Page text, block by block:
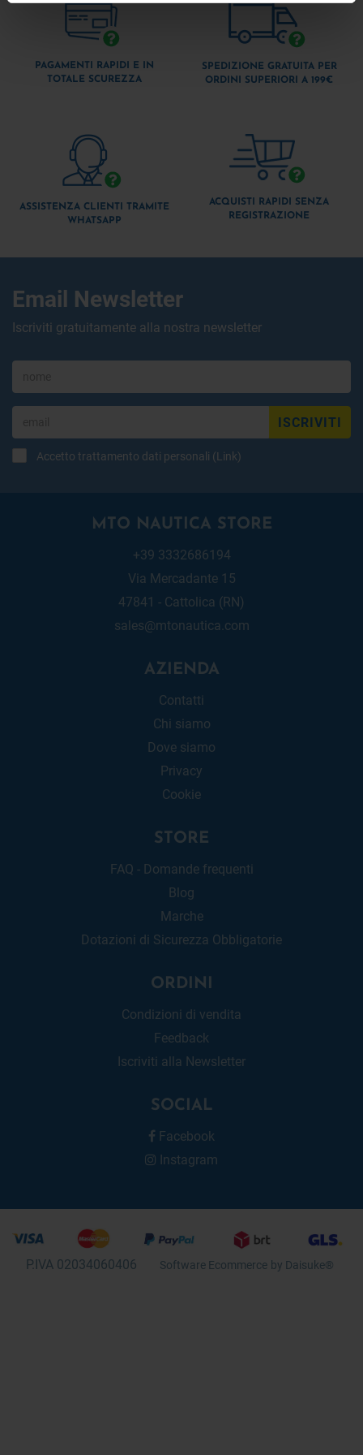
PAGAMENTI RAPIDI E IN
TOTALE SCUREZZA
SPEDIZIONE GRATUITA PER
ORDINI SUPERIORI A 199€
ASSISTENZA CLIENTI TRAMITE
WHATSAPP
ACQUISTI RAPIDI SENZA
REGISTRAZIONE
Email Newsletter
Iscriviti gratuitamente alla nostra newsletter
ISCRIVITI
Accetto trattamento dati personali (Link)
MTO NAUTICA STORE
+39 3332686194
Via Mercadante 15
47841 - Cattolica (RN)
sales@mtonautica.com
AZIENDA
Contatti
Chi siamo
Dove siamo
Privacy
Cookie
STORE
FAQ - Domande frequenti
Blog
Marche
Dotazioni di Sicurezza Obbligatorie
ORDINI
Condizioni di vendita
Feedback
Iscriviti alla Newsletter
SOCIAL
Facebook
Instagram
P.IVA 02034060406 Software Ecommerce by Daisuke®